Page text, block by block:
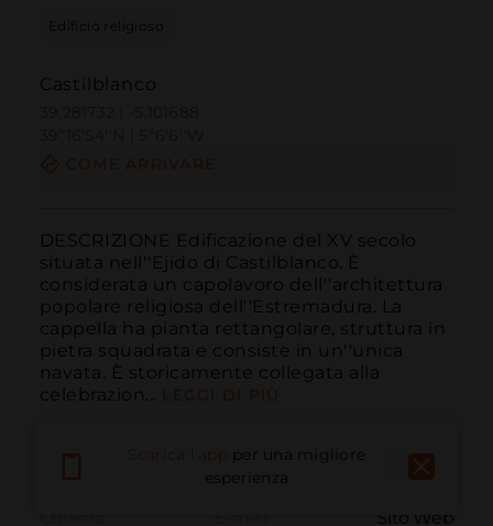
Edificio religioso
Castilblanco
DESCRIZIONE Edificazione del XV secolo
situata nell''Ejido di Castilblanco. È
considerata un capolavoro dell''architettura
popolare religiosa dell''Estremadura. La
cappella ha pianta rettangolare, struttura in
pietra squadrata e consiste in un''unica
navata. È storicamente collegata alla
celebrazion...
Sito Web
per una migliore
esperienza